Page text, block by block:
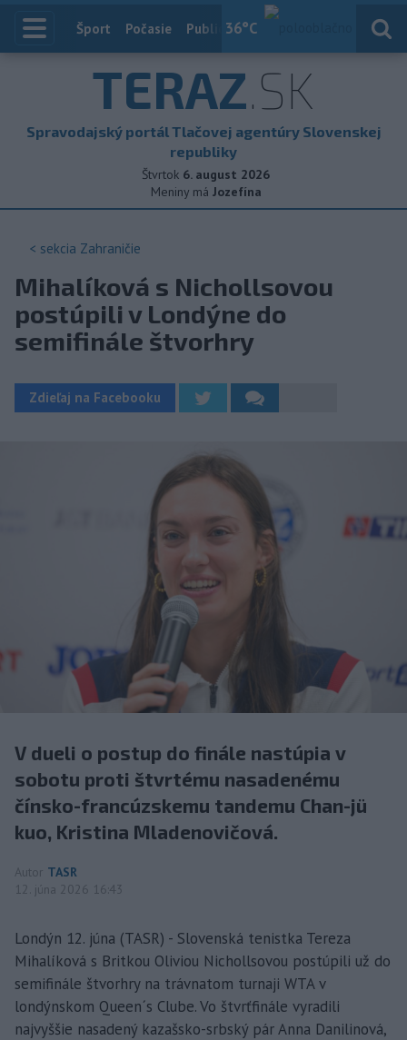
36°C
Index
Šport Počasie Publicistika
TERAZ.SK
Spravodajský portál Tlačovej agentúry Slovenskej
republiky
Štvrtok 6. august 2026
Meniny má Jozefína
< sekcia Zahraničie
Mihalíková s Nichollsovou
postúpili v Londýne do
semifinále štvorhry
Zdieľaj na Facebooku
V dueli o postup do finále nastúpia v
sobotu proti štvrtému nasadenému
čínsko-francúzskemu tandemu Chan-jü
kuo, Kristina Mladenovičová.
Autor TASR
12. júna 2026 16:43
Londýn 12. júna (TASR) - Slovenská tenistka Tereza
Mihalíková s Britkou Oliviou Nichollsovou postúpili už do
semifinále štvorhry na trávnatom turnaji WTA v
londýnskom Queen´s Clube. Vo štvrťfinále vyradili
najvyššie nasadený kazašsko-srbský pár Anna Danilinová,